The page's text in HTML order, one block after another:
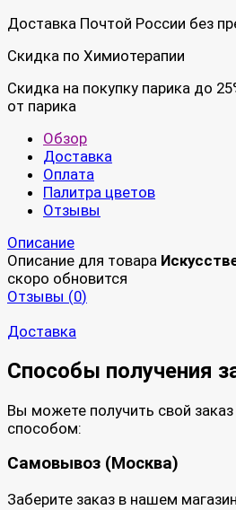
Доставка Почтой России без
Скидка по Химиотерапии
Скидка на покупку парика до
от парика
Обзор
Доставка
Оплата
Палитра цветов
Отзывы
Описание
Описание для товара
скоро обновится
Отзывы (0)
Доставка
Способы получения
Вы можете получить свой
способом:
Самовывоз (Москва)
Заберите заказ в нашем